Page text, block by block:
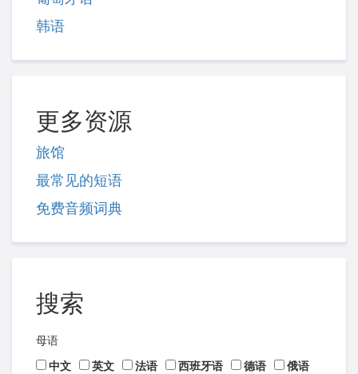
韩语
更多资源
旅馆
最常见的短语
免费音频词典
搜索
母语
中文
英文 法语 西班牙语 德语
俄语